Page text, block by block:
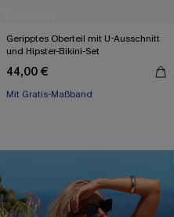
Geripptes Oberteil mit U-Ausschnitt
und Hipster-Bikini-Set
44,00 €
Mit Gratis-Maßband
High waist